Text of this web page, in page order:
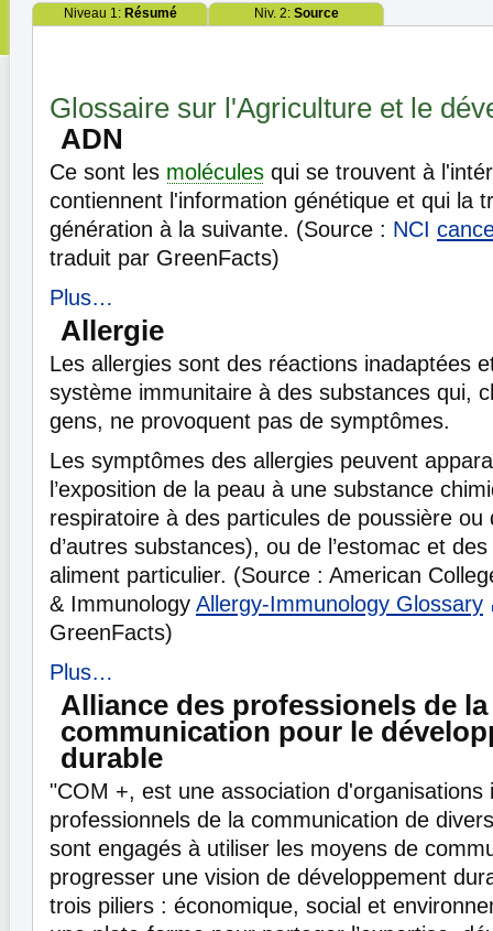
Niveau 1: Résumé Niv. 2: Source
Glossaire sur l'Agriculture et le
ADN
Ce sont les molécules qui se trouvent à
contiennent l'information génétique et qui la
génération à la suivante. (Source : NCI
traduit par GreenFacts)
Plus…
Allergie
Les allergies sont des réactions inadaptées
système immunitaire à des substances qui,
gens, ne provoquent pas de symptômes.
Les symptômes des allergies peuvent
l’exposition de la peau à une substance
respiratoire à des particules de poussière ou
d’autres substances), ou de l’estomac et
aliment particulier. (Source : American
& Immunology Allergy-Immunology Glossary
GreenFacts)
Plus…
Alliance des professionels de la
communication pour le
durable
"COM +, est une association d'organisations
professionnels de la communication de
sont engagés à utiliser les moyens de
progresser une vision de développement
trois piliers : économique, social et